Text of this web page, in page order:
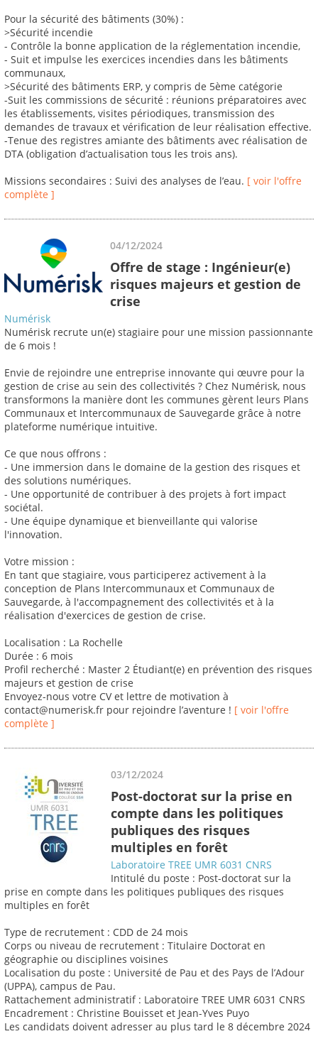
Pour la sécurité des bâtiments (30%) :
>Sécurité incendie
- Contrôle la bonne application de la réglementation incendie,
- Suit et impulse les exercices incendies dans les bâtiments
communaux,
>Sécurité des bâtiments ERP, y compris de 5ème catégorie
-Suit les commissions de sécurité : réunions préparatoires avec
les établissements, visites périodiques, transmission des
demandes de travaux et vérification de leur réalisation effective.
-Tenue des registres amiante des bâtiments avec réalisation de
DTA (obligation d’actualisation tous les trois ans).
Missions secondaires : Suivi des analyses de l’eau. [ voir l'offre
complète ]
04/12/2024
Offre de stage : Ingénieur(e)
risques majeurs et gestion de
crise
Numérisk
Numérisk recrute un(e) stagiaire pour une mission passionnante
de 6 mois !
Envie de rejoindre une entreprise innovante qui œuvre pour la
gestion de crise au sein des collectivités ? Chez Numérisk, nous
transformons la manière dont les communes gèrent leurs Plans
Communaux et Intercommunaux de Sauvegarde grâce à notre
plateforme numérique intuitive.
Ce que nous offrons :
- Une immersion dans le domaine de la gestion des risques et
des solutions numériques.
- Une opportunité de contribuer à des projets à fort impact
sociétal.
- Une équipe dynamique et bienveillante qui valorise
l'innovation.
Votre mission :
En tant que stagiaire, vous participerez activement à la
conception de Plans Intercommunaux et Communaux de
Sauvegarde, à l'accompagnement des collectivités et à la
réalisation d'exercices de gestion de crise.
Localisation : La Rochelle
Durée : 6 mois
Profil recherché : Master 2 Étudiant(e) en prévention des risques
majeurs et gestion de crise
Envoyez-nous votre CV et lettre de motivation à
contact@numerisk.fr pour rejoindre l’aventure ! [ voir l'offre
complète ]
03/12/2024
Post-doctorat sur la prise en
compte dans les politiques
publiques des risques
multiples en forêt
Laboratoire TREE UMR 6031 CNRS
Intitulé du poste : Post-doctorat sur la
prise en compte dans les politiques publiques des risques
multiples en forêt
Type de recrutement : CDD de 24 mois
Corps ou niveau de recrutement : Titulaire Doctorat en
géographie ou disciplines voisines
Localisation du poste : Université de Pau et des Pays de l’Adour
(UPPA), campus de Pau.
Rattachement administratif : Laboratoire TREE UMR 6031 CNRS
Encadrement : Christine Bouisset et Jean-Yves Puyo
Les candidats doivent adresser au plus tard le 8 décembre 2024